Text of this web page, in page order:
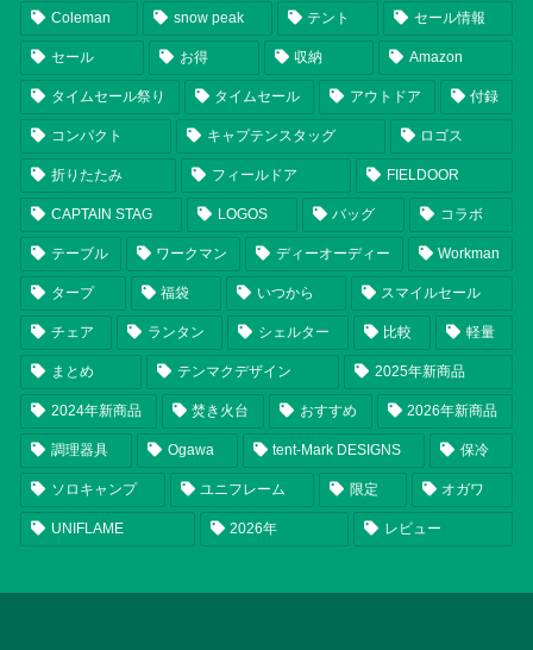
Coleman snow peak テント セール情報
セール お得 収納 Amazon
タイムセール祭り タイムセール アウトドア 付録
コンパクト キャプテンスタッグ ロゴス
折りたたみ フィールドア FIELDOOR
CAPTAIN STAG LOGOS バッグ コラボ
テーブル ワークマン ディーオーディー Workman
タープ 福袋 いつから スマイルセール
チェア ランタン シェルター 比較 軽量
まとめ テンマクデザイン 2025年新商品
2024年新商品 焚き火台 おすすめ 2026年新商品
調理器具 Ogawa tent-Mark DESIGNS 保冷
ソロキャンプ ユニフレーム 限定 オガワ
UNIFLAME 2026年 レビュー